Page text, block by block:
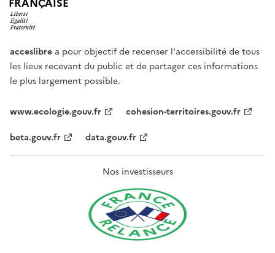
FRANÇAISE
acceslibre a pour objectif de recenser l'accessibilité de tous
les lieux recevant du public et de partager ces informations
le plus largement possible.
www.ecologie.gouv.fr
cohesion-territoires.gouv.fr
beta.gouv.fr
data.gouv.fr
Nos investisseurs